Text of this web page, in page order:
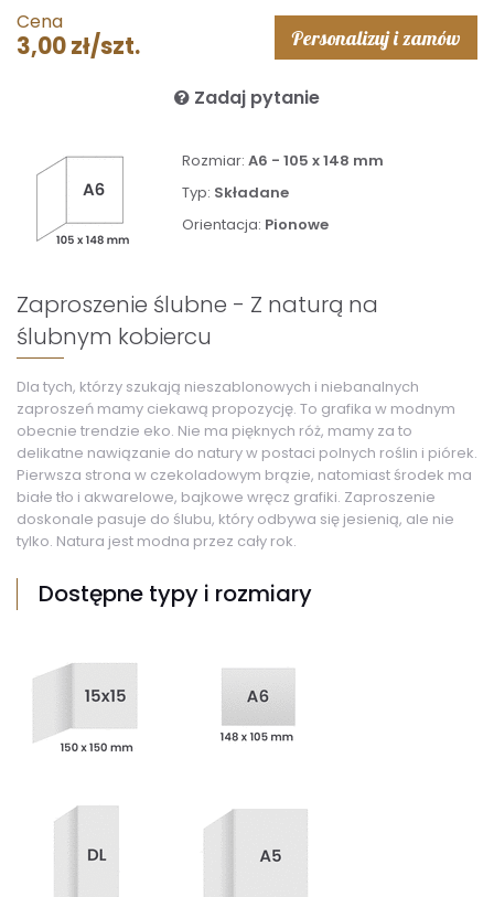
Cena
3,00 zł/szt. Personalizuj i zamów
Zadaj pytanie
Rozmiar: A6 - 105 x 148 mm
Typ: Składane
Orientacja: Pionowe
Zaproszenie ślubne - Z naturą na
ślubnym kobiercu
Dla tych, którzy szukają nieszablonowych i niebanalnych
zaproszeń mamy ciekawą propozycję. To grafika w modnym
obecnie trendzie eko. Nie ma pięknych róż, mamy za to
delikatne nawiązanie do natury w postaci polnych roślin i piórek.
Pierwsza strona w czekoladowym brązie, natomiast środek ma
białe tło i akwarelowe, bajkowe wręcz grafiki. Zaproszenie
doskonale pasuje do ślubu, który odbywa się jesienią, ale nie
tylko. Natura jest modna przez cały rok.
Dostępne typy i rozmiary